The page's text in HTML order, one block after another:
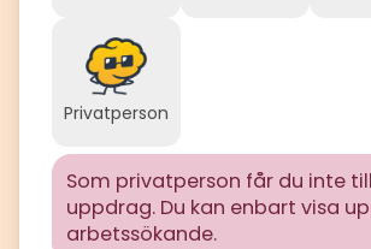
Privatperson
Som privatperson får du inte
uppdrag. Du kan enbart visa
arbetssökande.